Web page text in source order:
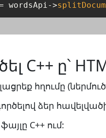
wordsApi->
C++ ը՝
հղումը
ձեր
C++ ում: